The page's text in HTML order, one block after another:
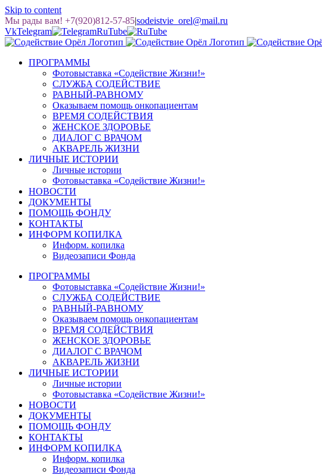
Skip to content
Мы рады вам! +7(920)812-57-85|sodeistvie_orel@mail.ru
VkTelegram RuTube
ПРОГРАММЫ
Фотовыставка «Содействие Жизни!»
СЛУЖБА СОДЕЙСТВИЕ
РАВНЫЙ-РАВНОМУ
Оказываем помощь онкопациентам
ВРЕМЯ СОДЕЙСТВИЯ
ЖЕНСКОЕ ЗДОРОВЬЕ
ДИАЛОГ С ВРАЧОМ
АКВАРЕЛЬ ЖИЗНИ
ЛИЧНЫЕ ИСТОРИИ
Личные истории
Фотовыставка «Содействие Жизни!»
НОВОСТИ
ДОКУМЕНТЫ
ПОМОЩЬ ФОНДУ
КОНТАКТЫ
ИНФОРМ КОПИЛКА
Информ. копилка
Видеозаписи Фонда
ПРОГРАММЫ
Фотовыставка «Содействие Жизни!»
СЛУЖБА СОДЕЙСТВИЕ
РАВНЫЙ-РАВНОМУ
Оказываем помощь онкопациентам
ВРЕМЯ СОДЕЙСТВИЯ
ЖЕНСКОЕ ЗДОРОВЬЕ
ДИАЛОГ С ВРАЧОМ
АКВАРЕЛЬ ЖИЗНИ
ЛИЧНЫЕ ИСТОРИИ
Личные истории
Фотовыставка «Содействие Жизни!»
НОВОСТИ
ДОКУМЕНТЫ
ПОМОЩЬ ФОНДУ
КОНТАКТЫ
ИНФОРМ КОПИЛКА
Информ. копилка
Видеозаписи Фонда